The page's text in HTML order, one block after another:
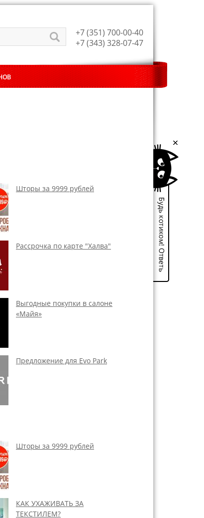
+7 (351) 700-00-40
+7 (343) 328-07-47
Шторы за 9999 рублей
Рассрочка по карте "Халва"
Выгодные покупки в салоне
«Майя»
Предложение для Evo Park
Шторы за 9999 рублей
КАК УХАЖИВАТЬ ЗА
ТЕКСТИЛЕМ?